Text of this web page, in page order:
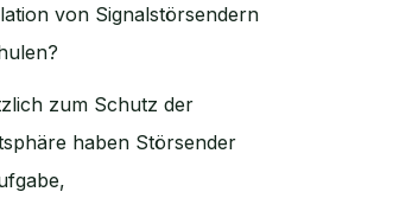
von Signalstörsendern
zum Schutz der
haben Störsender